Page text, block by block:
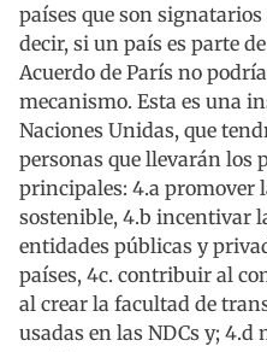
países que son signatarios
decir, si un país es parte
Acuerdo de París no
mecanismo. Esta es una
Naciones Unidas, que
personas que llevarán los
principales: 4.a promover
sostenible, 4.b incentivar
entidades públicas y
países, 4c. contribuir al
al crear la facultad de
usadas en las NDCs y;